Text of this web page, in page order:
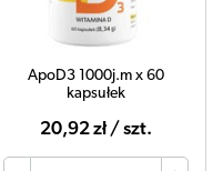
ApoD3 1000j.m x 60
kapsułek
20,92 zł / szt.